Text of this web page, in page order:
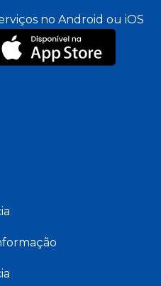
no Android ou iOS